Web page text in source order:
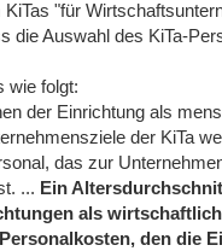
"für
die Auswahl des KiTa-
wie folgt:
der Einrichtung als
der KiTa
das zur
... Ein
als
den die